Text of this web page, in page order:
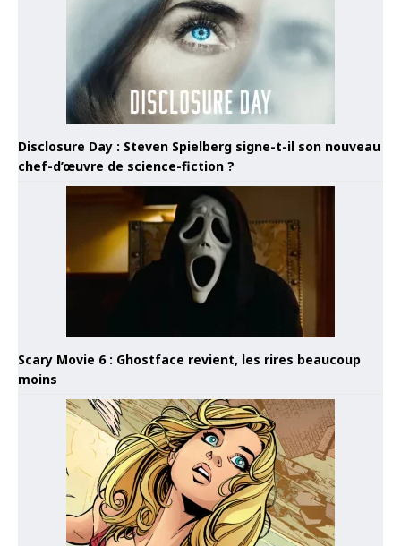
Disclosure Day : Steven Spielberg signe-t-il son nouveau
chef-d’œuvre de science-fiction ?
Scary Movie 6 : Ghostface revient, les rires beaucoup
moins